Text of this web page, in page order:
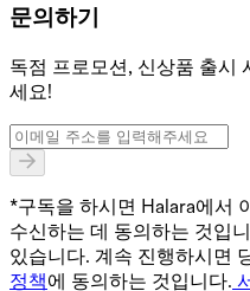
문의하기
독점 프로모션, 신상품 출시
세요!
*구독을 하시면 Halara에서
수신하는 데 동의하는 것입
있습니다. 계속 진행하시면
정책에 동의하는 것입니다.